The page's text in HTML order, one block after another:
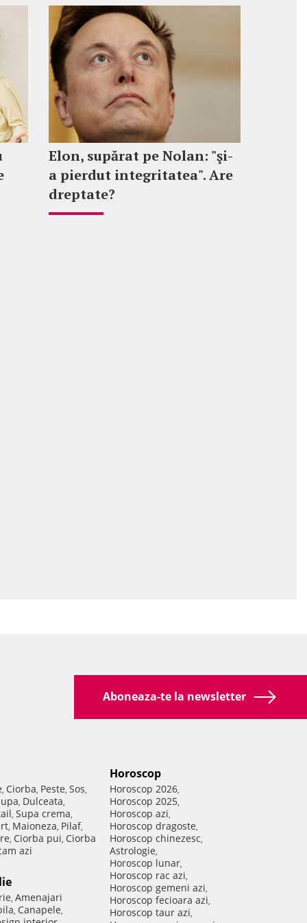
Elon, supărat pe Nolan: "şi-
a pierdut integritatea". Are
dreptate?
Aboneaza-te la newsletter
, Ciorba, Peste, Sos,
, Dulceata,
, Supa crema,
, Maioneza, Pilaf,
, Ciorba pui, Ciorba
azi
, Amenajari
, Canapele,
Horoscop
Horoscop 2026,
Horoscop 2025,
Horoscop azi,
Horoscop dragoste,
Horoscop chinezesc,
Astrologie,
Horoscop lunar,
Horoscop rac azi,
Horoscop gemeni azi,
Horoscop fecioara azi,
Horoscop taur azi,